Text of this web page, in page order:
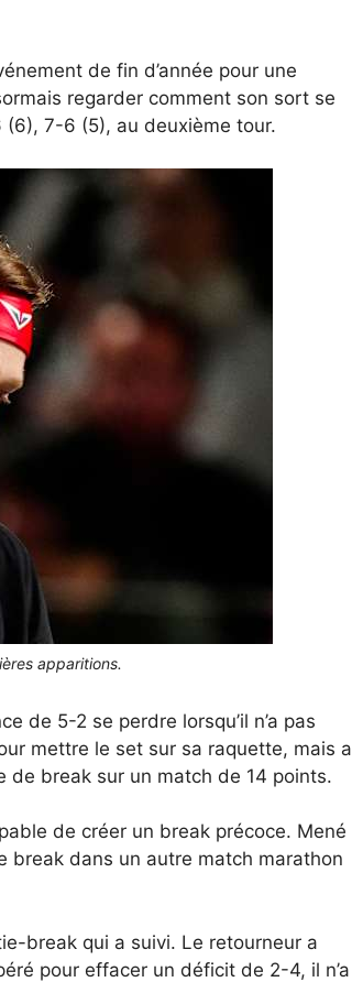
de fin d’année pour une
regarder comment son sort se
7-6 (5), au deuxième tour.
apparitions.
de 5-2 se perdre lorsqu’il n’a pas
mettre le set sur sa raquette, mais a
de break sur un match de 14 points.
de créer un break précoce. Mené
break dans un autre match marathon
break qui a suivi. Le retourneur a
pour effacer un déficit de 2-4, il n’a